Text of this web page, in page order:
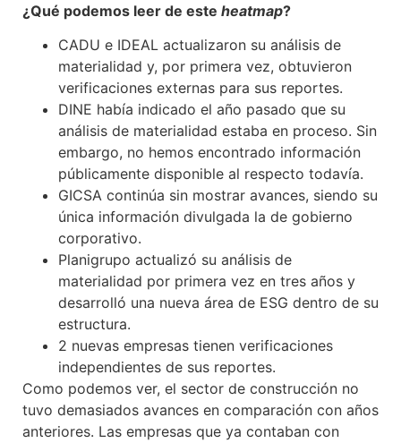
¿Qué podemos leer de este heatmap?
CADU e IDEAL actualizaron su análisis de
materialidad y, por primera vez, obtuvieron
verificaciones externas para sus reportes.
DINE había indicado el año pasado que su
análisis de materialidad estaba en proceso. Sin
embargo, no hemos encontrado información
públicamente disponible al respecto todavía.
GICSA continúa sin mostrar avances, siendo su
única información divulgada la de gobierno
corporativo.
Planigrupo actualizó su análisis de
materialidad por primera vez en tres años y
desarrolló una nueva área de ESG dentro de su
estructura.
2 nuevas empresas tienen verificaciones
independientes de sus reportes.
Como podemos ver, el sector de construcción no
tuvo demasiados avances en comparación con años
anteriores. Las empresas que ya contaban con